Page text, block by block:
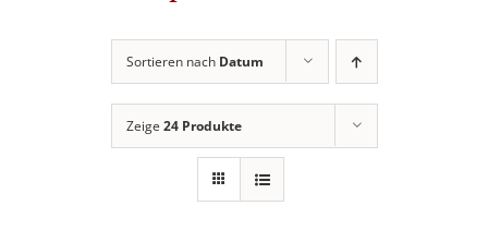
Sortieren nach Datum
Zeige 24 Produkte